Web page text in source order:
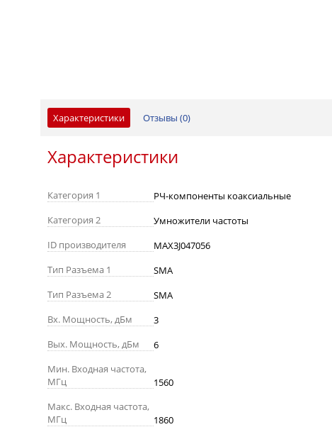
Характеристики Отзывы (0)
Характеристики
Категория 1
РЧ-компоненты коаксиальные
Категория 2
Умножители частоты
ID производителя
MAX3J047056
Тип Разъема 1
SMA
Тип Разъема 2
SMA
Вх. Мощность, дБм
3
Вых. Мощность, дБм
6
Мин. Входная частота,
МГц
1560
Макс. Входная частота,
МГц
1860